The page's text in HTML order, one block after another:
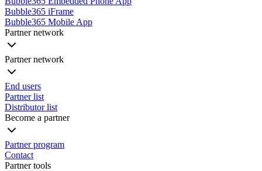
Bubble365 iFrame
Bubble365 Mobile App
Partner network
Partner network
End users
Partner list
Distributor list
Become a partner
Partner program
Contact
Partner tools